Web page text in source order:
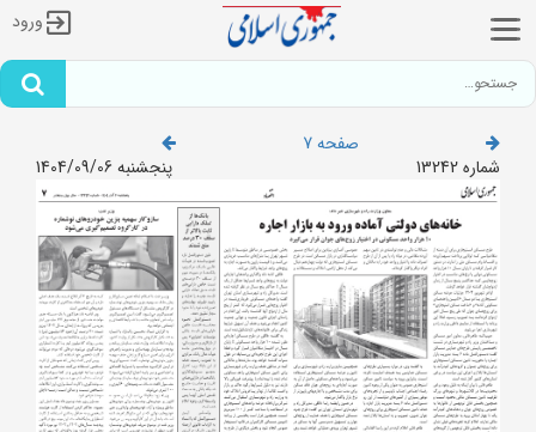
ورود
صفحه 7
شماره 13242
پنجشنبه 1404/09/06